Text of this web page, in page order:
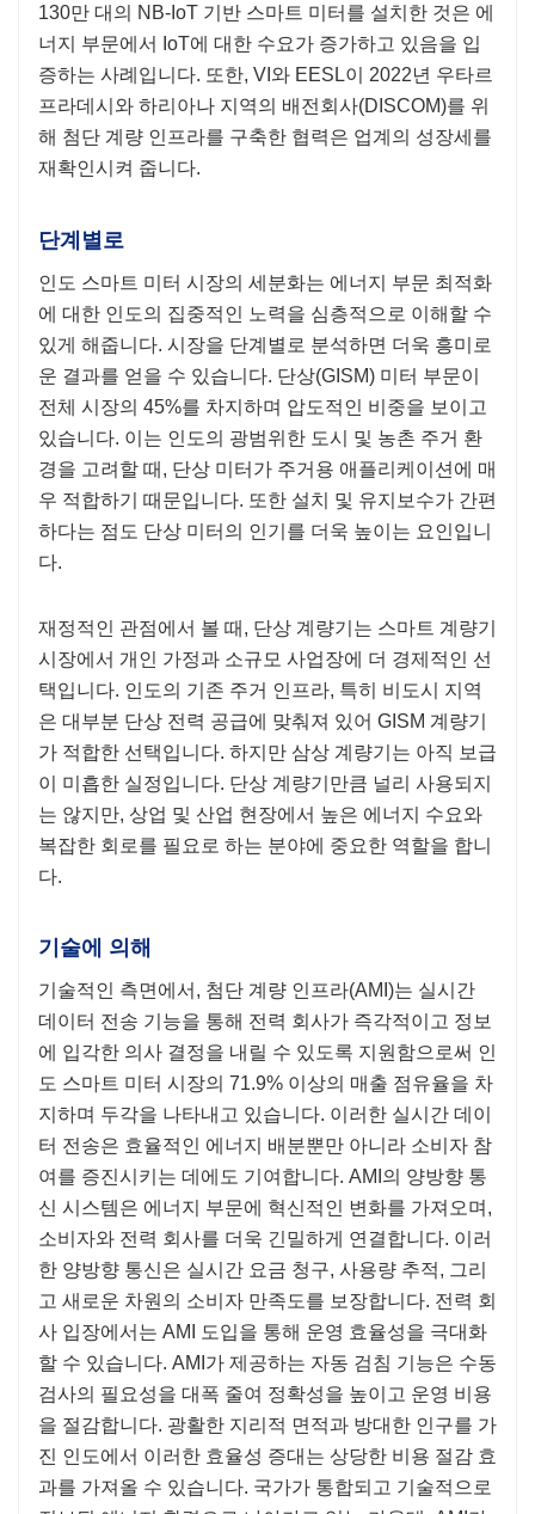
130만 대의 NB-IoT 기반 스마트 미터를 설치한 것은 에
너지 부문에서 IoT에 대한 수요가 증가하고 있음을 입
증하는 사례입니다. 또한, VI와 EESL이 2022년 우타르
프라데시와 하리아나 지역의 배전회사(DISCOM)를 위
해 첨단 계량 인프라를 구축한 협력은 업계의 성장세를
재확인시켜 줍니다.
단계별로
인도 스마트 미터 시장의 세분화는 에너지 부문 최적화
에 대한 인도의 집중적인 노력을 심층적으로 이해할 수
있게 해줍니다. 시장을 단계별로 분석하면 더욱 흥미로
운 결과를 얻을 수 있습니다. 단상(GISM) 미터 부문이
전체 시장의 45%를 차지하며 압도적인 비중을 보이고
있습니다. 이는 인도의 광범위한 도시 및 농촌 주거 환
경을 고려할 때, 단상 미터가 주거용 애플리케이션에 매
우 적합하기 때문입니다. 또한 설치 및 유지보수가 간편
하다는 점도 단상 미터의 인기를 더욱 높이는 요인입니
다.
재정적인 관점에서 볼 때, 단상 계량기는 스마트 계량기
시장에서 개인 가정과 소규모 사업장에 더 경제적인 선
택입니다. 인도의 기존 주거 인프라, 특히 비도시 지역
은 대부분 단상 전력 공급에 맞춰져 있어 GISM 계량기
가 적합한 선택입니다. 하지만 삼상 계량기는 아직 보급
이 미흡한 실정입니다. 단상 계량기만큼 널리 사용되지
는 않지만, 상업 및 산업 현장에서 높은 에너지 수요와
복잡한 회로를 필요로 하는 분야에 중요한 역할을 합니
다.
기술에 의해
기술적인 측면에서, 첨단 계량 인프라(AMI)는 실시간
데이터 전송 기능을 통해 전력 회사가 즉각적이고 정보
에 입각한 의사 결정을 내릴 수 있도록 지원함으로써 인
도 스마트 미터 시장의 71.9% 이상의 매출 점유율을 차
지하며 두각을 나타내고 있습니다. 이러한 실시간 데이
터 전송은 효율적인 에너지 배분뿐만 아니라 소비자 참
여를 증진시키는 데에도 기여합니다. AMI의 양방향 통
신 시스템은 에너지 부문에 혁신적인 변화를 가져오며,
소비자와 전력 회사를 더욱 긴밀하게 연결합니다. 이러
한 양방향 통신은 실시간 요금 청구, 사용량 추적, 그리
고 새로운 차원의 소비자 만족도를 보장합니다. 전력 회
사 입장에서는 AMI 도입을 통해 운영 효율성을 극대화
할 수 있습니다. AMI가 제공하는 자동 검침 기능은 수동
검사의 필요성을 대폭 줄여 정확성을 높이고 운영 비용
을 절감합니다. 광활한 지리적 면적과 방대한 인구를 가
진 인도에서 이러한 효율성 증대는 상당한 비용 절감 효
과를 가져올 수 있습니다. 국가가 통합되고 기술적으로